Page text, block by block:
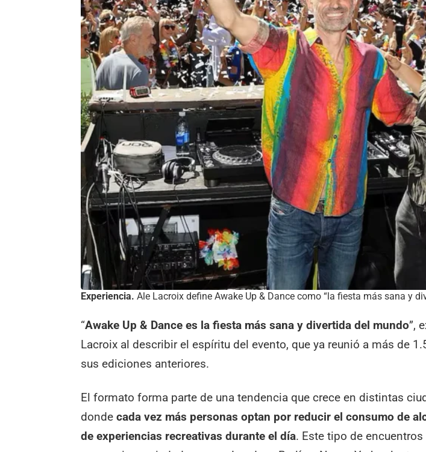
Experiencia. Ale Lacroix define Awake Up & Dance como “la fiesta más sana y
“Awake Up & Dance es la fiesta más sana y divertida del mundo”,
Lacroix al describir el espíritu del evento, que ya reunió a más de
sus ediciones anteriores.
El formato forma parte de una tendencia que crece en distintas
dondecada vez más personas optan por reducir el consumo de
de experiencias recreativas durante el día. Este tipo de encuentros